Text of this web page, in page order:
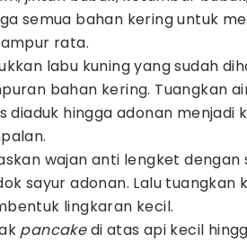
semua bahan kering untuk
rata.
labu kuning yang sudah
bahan kering. Tuangkan
diaduk hingga adonan menjadi
wajan anti lengket
sayur adonan. Lalu tuangkan
lingkaran kecil.
pancakedi atas api kecil